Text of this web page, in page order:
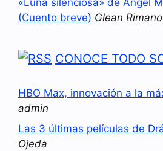
«Luna silenciosa» de Ángel
(Cuento breve) Glean Rimano
CONOCE TODO
HBO Max, innovación a la
admin
Las 3 últimas películas de
Ojeda